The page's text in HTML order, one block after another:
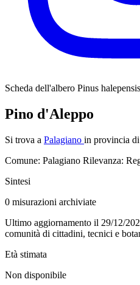
Scheda dell'albero Pinus
Pino d'Aleppo
Si trova a Palagiano in provincia di
Comune: Palagiano Rilevanza:
Sintesi
0 misurazioni archiviate
Ultimo aggiornamento il 29/12/
comunità di cittadini, tecnici e
Età stimata
Non disponibile